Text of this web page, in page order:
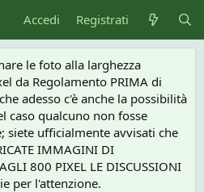
Accedi Registrati
le foto alla larghezza
da Regolamento PRIMA di
adesso c'è anche la possibilità
caso qualcuno non fosse
siete ufficialmente avvisati che
IMMAGINI DI
800 PIXEL LE DISCUSSIONI
per l'attenzione.